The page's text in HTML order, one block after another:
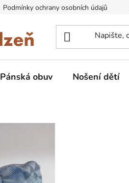
Podmínky ochrany osobních údajů
Pánská obuv Nošení dětí